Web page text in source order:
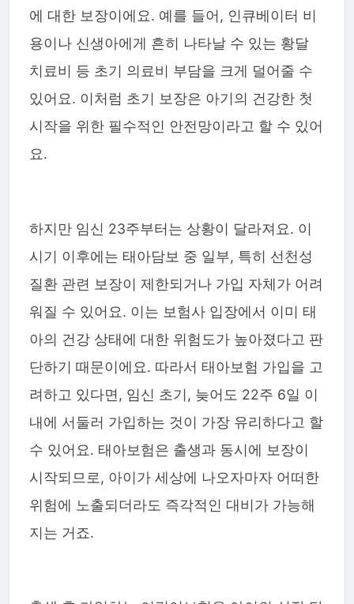
에 대한 보장이에요. 예를 들어, 인큐베이터 비
용이나 신생아에게 흔히 나타날 수 있는 황달
치료비 등 초기 의료비 부담을 크게 덜어줄 수
있어요. 이처럼 초기 보장은 아기의 건강한 첫
시작을 위한 필수적인 안전망이라고 할 수 있어
요.
하지만 임신 23주부터는 상황이 달라져요. 이
시기 이후에는 태아담보 중 일부, 특히 선천성
질환 관련 보장이 제한되거나 가입 자체가 어려
워질 수 있어요. 이는 보험사 입장에서 이미 태
아의 건강 상태에 대한 위험도가 높아졌다고 판
단하기 때문이에요. 따라서 태아보험 가입을 고
려하고 있다면, 임신 초기, 늦어도 22주 6일 이
내에 서둘러 가입하는 것이 가장 유리하다고 할
수 있어요. 태아보험은 출생과 동시에 보장이
시작되므로, 아이가 세상에 나오자마자 어떠한
위험에 노출되더라도 즉각적인 대비가 가능해
지는 거죠.